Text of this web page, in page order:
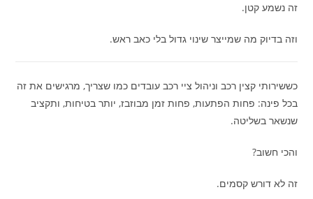
זה נשמע קטן.
וזה בדיוק מה שמייצר שינוי גדול בלי כאב ראש.
כששירותי קצין רכב וניהול ציי רכב עובדים כמו שצריך, מרגישים את זה
בכל פינה: פחות הפתעות, פחות זמן מבוזבז, יותר בטיחות, ותקציב
שנשאר בשליטה.
והכי חשוב?
זה לא דורש קסמים.